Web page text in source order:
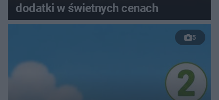
dodatki w świetnych cenach
5